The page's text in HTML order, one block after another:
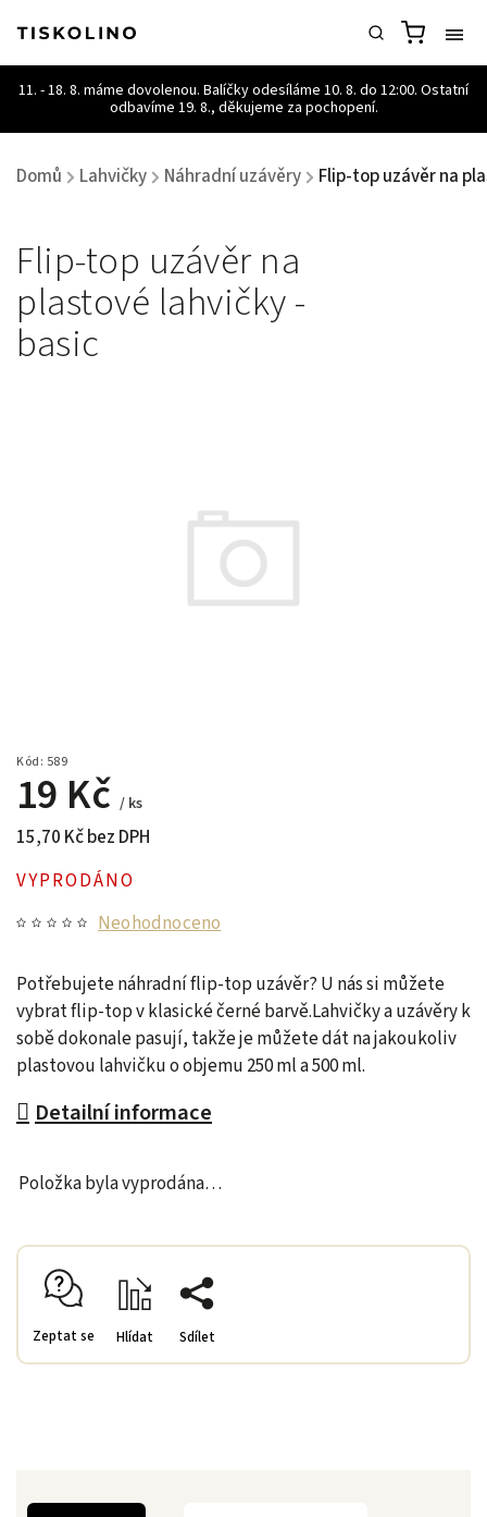
Domů / Lahvičky / Náhradní uzávěry / Flip-top uzávěr na
Flip-top uzávěr na
plastové lahvičky -
basic
Kód: 589
19 Kč / ks
15,70 Kč bez DPH
VYPRODÁNO
Neohodnoceno
Potřebujete náhradní flip-top uzávěr? U nás si můžete
vybrat flip-top v klasické černé barvě.Lahvičky a uzávěry k
sobě dokonale pasují, takže je můžete dát na jakoukoliv
plastovou lahvičku o objemu 250 ml a 500 ml.
Detailní informace
Položka byla vyprodána…
Zeptat se Hlídat Sdílet